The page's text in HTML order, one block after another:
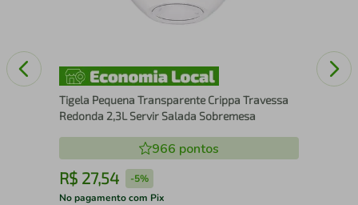
Tigela Pequena Transparente Crippa Travessa
Redonda 2,3L Servir Salada Sobremesa
966 pontos
R$ 27,54 -5%
No pagamento com Pix